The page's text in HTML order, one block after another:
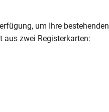
um Ihre bestehenden
aus zwei Registerkarten: